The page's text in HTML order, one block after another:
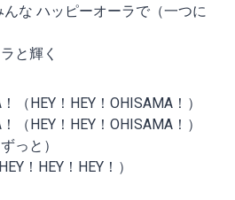
な ハッピーオーラで（一つに
と輝く
（HEY！HEY！OHISAMA！）
（HEY！HEY！OHISAMA！）
っと）
！HEY！HEY！）